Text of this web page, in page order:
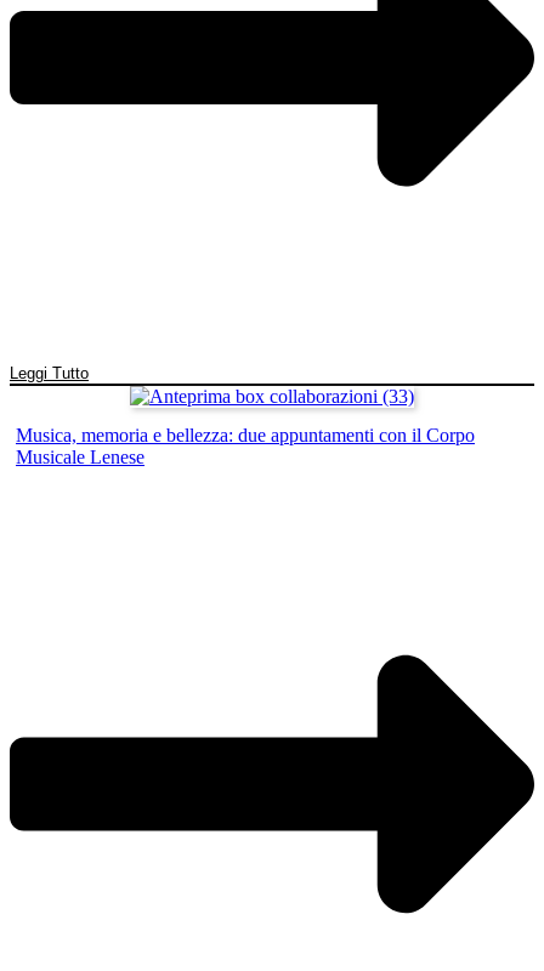
Leggi Tutto
Musica, memoria e bellezza: due appuntamenti con il Corpo
Musicale Lenese